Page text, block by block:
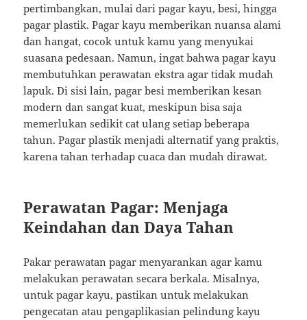
pertimbangkan, mulai dari pagar kayu, besi, hingga
pagar plastik. Pagar kayu memberikan nuansa alami
dan hangat, cocok untuk kamu yang menyukai
suasana pedesaan. Namun, ingat bahwa pagar kayu
membutuhkan perawatan ekstra agar tidak mudah
lapuk. Di sisi lain, pagar besi memberikan kesan
modern dan sangat kuat, meskipun bisa saja
memerlukan sedikit cat ulang setiap beberapa
tahun. Pagar plastik menjadi alternatif yang praktis,
karena tahan terhadap cuaca dan mudah dirawat.
Perawatan Pagar: Menjaga
Keindahan dan Daya Tahan
Pakar perawatan pagar menyarankan agar kamu
melakukan perawatan secara berkala. Misalnya,
untuk pagar kayu, pastikan untuk melakukan
pengecatan atau pengaplikasian pelindung kayu